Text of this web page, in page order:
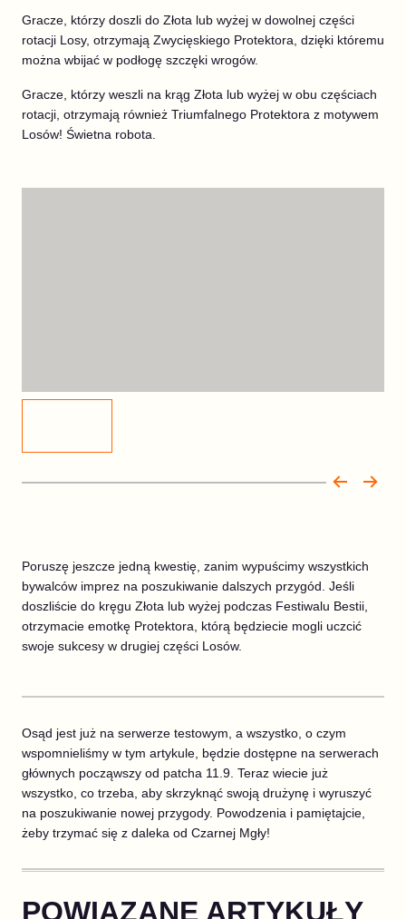
Gracze, którzy doszli do Złota lub wyżej w dowolnej części
rotacji Losy, otrzymają Zwycięskiego Protektora, dzięki któremu
można wbijać w podłogę szczęki wrogów.
Gracze, którzy weszli na krąg Złota lub wyżej w obu częściach
rotacji, otrzymają również Triumfalnego Protektora z motywem
Losów! Świetna robota.
Poruszę jeszcze jedną kwestię, zanim wypuścimy wszystkich
bywalców imprez na poszukiwanie dalszych przygód. Jeśli
doszliście do kręgu Złota lub wyżej podczas Festiwalu Bestii,
otrzymacie emotkę Protektora, którą będziecie mogli uczcić
swoje sukcesy w drugiej części Losów.
Osąd jest już na serwerze testowym, a wszystko, o czym
wspomnieliśmy w tym artykule, będzie dostępne na serwerach
głównych począwszy od patcha 11.9. Teraz wiecie już
wszystko, co trzeba, aby skrzyknąć swoją drużynę i wyruszyć
na poszukiwanie nowej przygody. Powodzenia i pamiętajcie,
żeby trzymać się z daleka od Czarnej Mgły!
POWIĄZANE ARTYKUŁY